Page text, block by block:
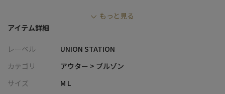
気性に優れるライトな着心地
・薄手で肌離れがよく、暑い季節も快適に過ごせるオンブレー柄
あるモダンなバランスに
・程よくラフで上品さも兼ね備えた、大人のリゾートムード漂う
・ご自宅で手洗い可能なイージーケア仕様
もっと見る
アイテム詳細
レーベル
UNION STATION
カテゴリ
アウター > ブルゾン
サイズ
M L